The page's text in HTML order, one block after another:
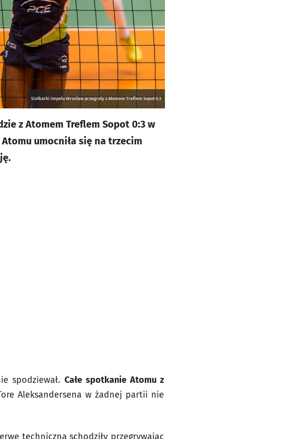
Siatkarki Impelu Wrocław przegrały z Atomem Treflem Sopot 0:3
z Atomem Treflem Sopot 0:3 w
umocniła się na trzecim
spodziewał. Całe spotkanie Atomu z
Aleksandersena w żadnej partii nie
techniczną schodziły przegrywając